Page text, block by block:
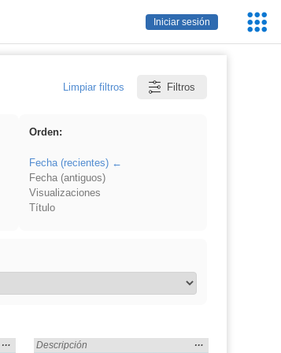
Iniciar sesión
Limpiar filtros Filtros
Orden:
Fecha (recientes)
Fecha (antiguos)
Visualizaciones
Título
Mostrar
… Encontrado «Electrónica» en:
Descripción
Mostrar
…